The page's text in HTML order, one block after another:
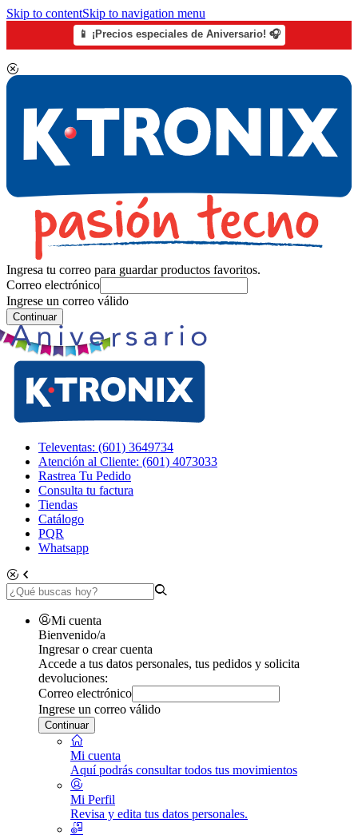
Skip to contentSkip to navigation menu
📱 ¡Precios especiales de Aniversario! 🎧
Ingresa tu correo para guardar productos favoritos.
Correo electrónico
Ingrese un correo válido
Continuar
Televentas: (601) 3649734
Atención al Cliente: (601) 4073033
Rastrea Tu Pedido
Consulta tu factura
Tiendas
Catálogo
PQR
Whatsapp
Mi cuenta
Bienvenido/a
Ingresar o crear cuenta
Accede a tus datos personales, tus pedidos y solicita
devoluciones:
Correo electrónico
Ingrese un correo válido
Continuar
Mi cuenta
Aquí podrás consultar todos tus movimientos
Mi Perfil
Revisa y edita tus datos personales.